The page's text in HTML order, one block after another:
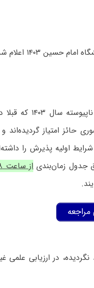
۱۴۰۳ اعلام شد.
، داوطلبان آزمون ورودی کارشناسی
حائز امتیاز گردیده‌اند
اولیه پذیرش را
جدول زمان‌بندی
در ارزیابی علمی